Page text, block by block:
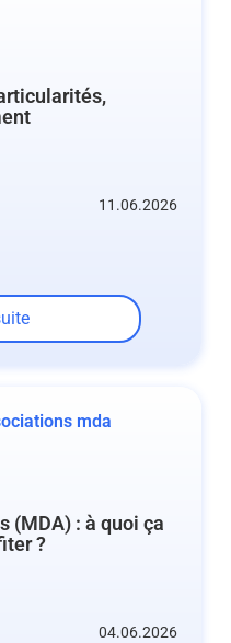
11.06.2026
(MDA) : à quoi ça
?
04.06.2026